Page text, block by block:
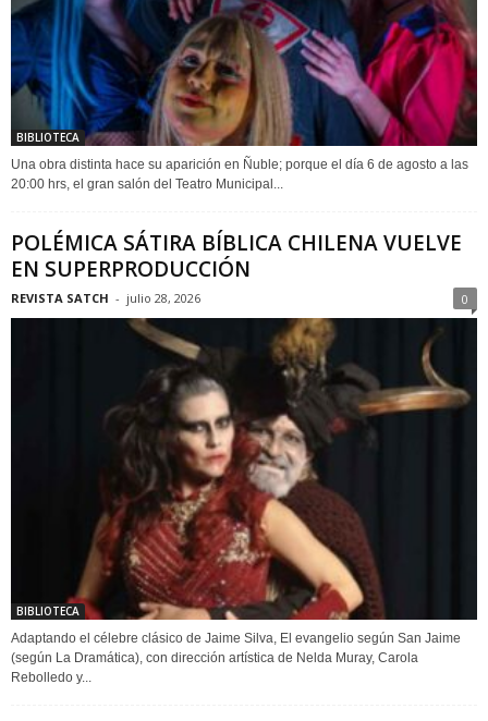
BIBLIOTECA
Una obra distinta hace su aparición en Ñuble; porque el día 6 de agosto a las
20:00 hrs, el gran salón del Teatro Municipal...
POLÉMICA SÁTIRA BÍBLICA CHILENA VUELVE
EN SUPERPRODUCCIÓN
REVISTA SATCH - julio 28, 2026 0
BIBLIOTECA
Adaptando el célebre clásico de Jaime Silva, El evangelio según San Jaime
(según La Dramática), con dirección artística de Nelda Muray, Carola
Rebolledo y...